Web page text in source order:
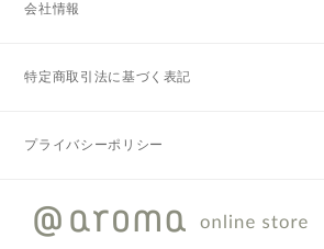
会社情報
特定商取引法に基づく表記
プライバシーポリシー